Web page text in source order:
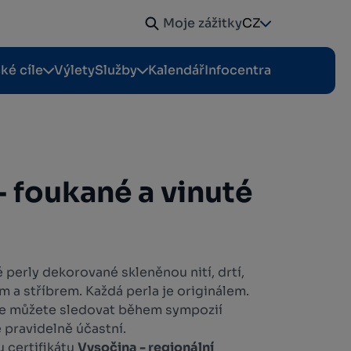
Moje zážitkyCZ
cíle VýletySlužby KalendářInfocentra
foukané a vinuté
perly dekorované skleněnou nití, drtí,
a stříbrem. Každá perla je originálem.
můžete sledovat během sympozií
účastní.
certifikátu Vysočina - regionální